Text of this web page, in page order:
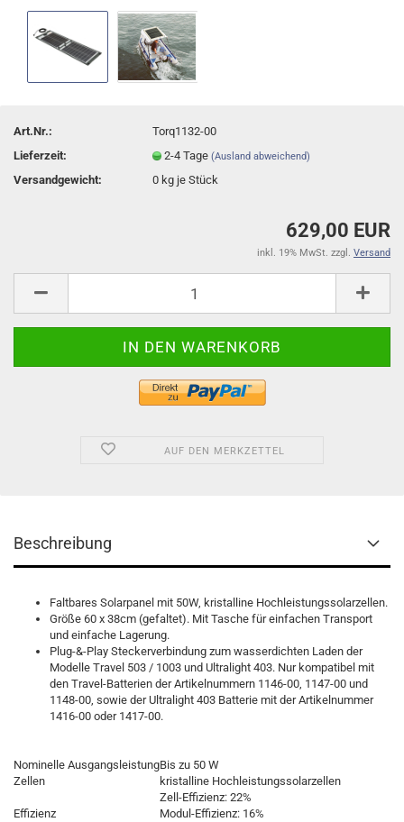
Art.Nr.:
Torq1132-00
Lieferzeit:
2-4 Tage(Ausland abweichend)
Versandgewicht: 0 kg je Stück
629,00 EUR
inkl. 19% MwSt. zzgl. Versand
AUF DEN MERKZETTEL
Beschreibung
Faltbares Solarpanel mit 50W, kristalline Hochleistungssolarzellen.
Größe 60 x 38cm (gefaltet). Mit Tasche für einfachen Transport
und einfache Lagerung.
Plug-&-Play Steckerverbindung zum wasserdichten Laden der
Modelle Travel 503 / 1003 und Ultralight 403. Nur kompatibel mit
den Travel-Batterien der Artikelnummern 1146-00, 1147-00 und
1148-00, sowie der Ultralight 403 Batterie mit der Artikelnummer
1416-00 oder 1417-00.
Nominelle AusgangsleistungBis zu 50 W
Zellen
kristalline Hochleistungssolarzellen
Effizienz
Zell-Effizienz: 22%
Modul-Effizienz: 16%